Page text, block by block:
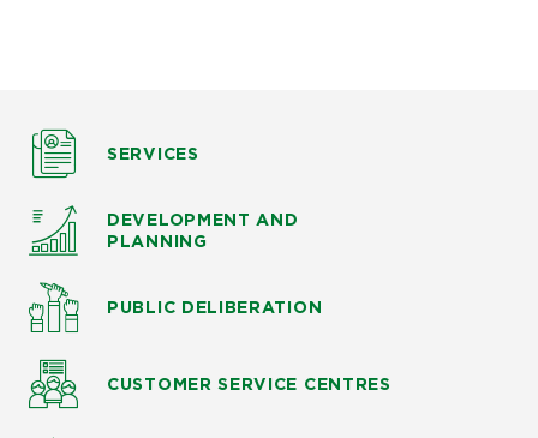
SERVICES
DEVELOPMENT AND
PLANNING
PUBLIC DELIBERATION
CUSTOMER SERVICE CENTRES